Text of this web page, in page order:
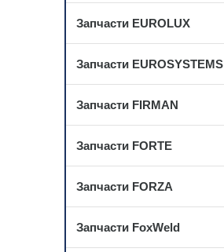
Запчасти EUROLUX
Запчасти EUROSYSTEMS
Запчасти FIRMAN
Запчасти FORTE
Запчасти FORZA
Запчасти FoxWeld